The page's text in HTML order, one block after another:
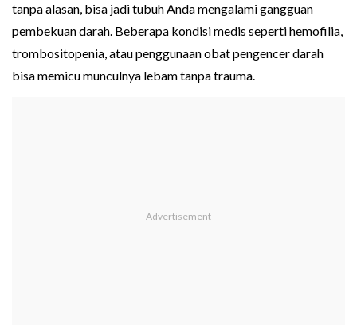
tanpa alasan, bisa jadi tubuh Anda mengalami gangguan
pembekuan darah. Beberapa kondisi medis seperti hemofilia,
trombositopenia, atau penggunaan obat pengencer darah
bisa memicu munculnya lebam tanpa trauma.